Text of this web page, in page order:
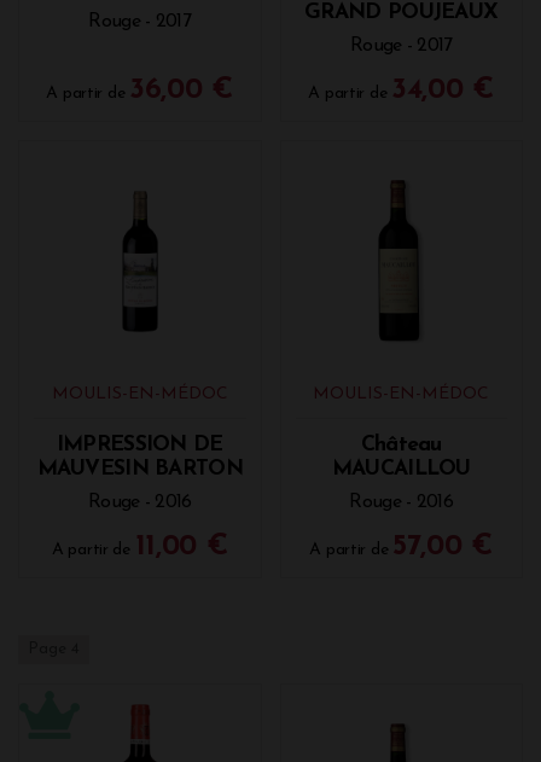
Rouge - 2017
A partir de 36,00 €
GRAND POUJEAUX
Rouge - 2017
A partir de 34,00 €
MOULIS-EN-MÉDOC
IMPRESSION DE
MAUVESIN BARTON
Rouge - 2016
A partir de 11,00 €
MOULIS-EN-MÉDOC
Château
MAUCAILLOU
Rouge - 2016
A partir de 57,00 €